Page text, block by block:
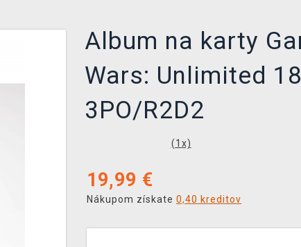
Album na karty
Wars: Unlimited
3PO/R2D2
(1 x)
19,99 €
Nákupom získate 0,40 kreditov